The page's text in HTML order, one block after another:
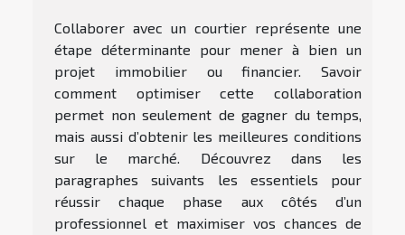
Collaborer avec un courtier représente une
étape déterminante pour mener à bien un
projet immobilier ou financier. Savoir
comment optimiser cette collaboration
permet non seulement de gagner du temps,
mais aussi d’obtenir les meilleures conditions
sur le marché. Découvrez dans les
paragraphes suivants les essentiels pour
réussir chaque phase aux côtés d’un
professionnel et maximiser vos chances de